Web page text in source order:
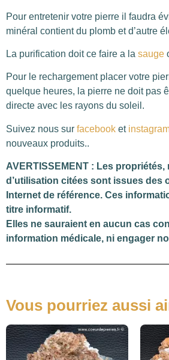
Pour entretenir votre pierre il faudra
minéral contient du plomb et d’autre
La purification doit ce faire a la sauge
Pour le rechargement placer votre
quelque heures, la pierre ne doit pas
directe avec les rayons du soleil.
Suivez nous sur facebook et
nouveaux produits..
AVERTISSEMENT : Les
d’utilisation citées sont issues des
Internet de référence. Ces
titre informatif.
Elles ne sauraient en aucun cas
information médicale, ni engager
Vous pourriez aussi